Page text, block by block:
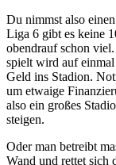
Du nimmst also
Liga 6 gibt es keine
obendrauf schon
spielt wird auf
Geld ins Stadion.
um etwaige
also ein großes
steigen.
Oder man betreibt
Wand und rettet sich